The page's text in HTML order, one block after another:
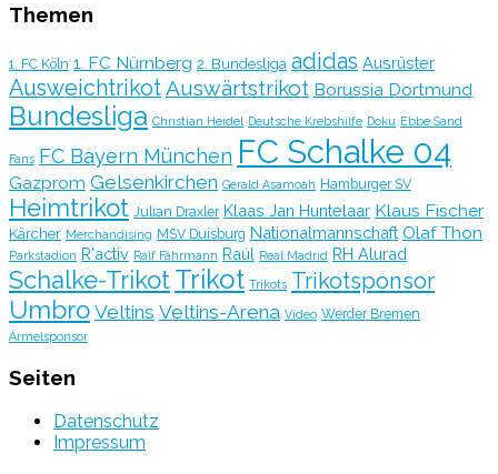
Themen
1. FC Köln 1. FC Nürnberg 2. Bundesliga adidas Ausrüster
AusweichtrikotAuswärtstrikot Borussia Dortmund
Bundesliga Christian Heidel Deutsche Krebshilfe Doku Ebbe Sand
Fans FC Bayern München FC Schalke 04
Gazprom Gelsenkirchen Gerald Asamoah Hamburger SV
Heimtrikot Julian Draxler Klaas Jan Huntelaar Klaus Fischer
Kärcher Merchandising MSV Duisburg Nationalmannschaft Olaf Thon
Parkstadion R'activ Ralf Fährmann Raúl Real Madrid RH Alurad
Schalke-TrikotTrikot Trikots Trikotsponsor
Umbro Veltins Veltins-Arena Video Werder Bremen
Ärmelsponsor
Seiten
Datenschutz
Impressum